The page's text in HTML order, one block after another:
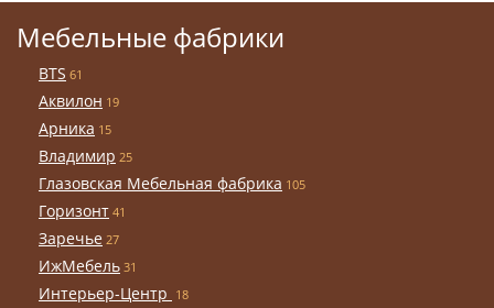
Мебельные фабрики
BTS 61
Аквилон 19
Арника 15
Владимир 25
Глазовская Мебельная фабрика 105
Горизонт 41
Заречье 27
ИжМебель 31
Интерьер-Центр 18